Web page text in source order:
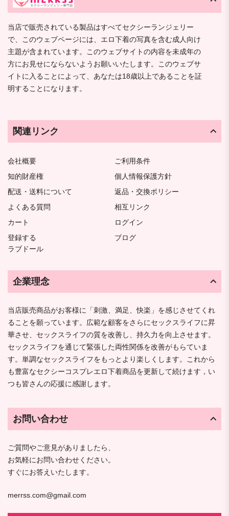
当店で販売されている製品はすべてセクシーランジェリー
で、このウェブページには、エロ下着の写真を含む成人向け
主題が含まれています。このウェブサイトの内容を未成年の
方にお見せにならないようお願いいたします。このウェブサ
イトに入ることによって、あなたは18歳以上であることを証
明することになります。
関連リンク
会社概要
ご利用条件
知的財産権
個人情報保護方針
配送・送料について
返品・交換ポリシー
よくある質問
相互リンク
カート
ログイン
登録する
ブログ
ラブドール
企業理念
当店販売商品がお客様に「刺激、満足、快楽」を感じさせてくれ
ることを願っています。広範な顧客をさらにセックスライフに昇
華させ、セックスライフの質を改善し、持久力を向上させます。
セックスライフを通じて緊張した両性関係を改善がもらていま
す。単調なセックスライフをもっとより楽しくします。これから
も豊富なセクシーコスプレエロ下着商品を更新して続けます，い
つも皆さんの応援に感謝します。
お問い合わせ
ご質問やご意見がありましたら、
お気軽にお問い合わせください。
すぐにお答えいたします。
merrss.com@gmail.com